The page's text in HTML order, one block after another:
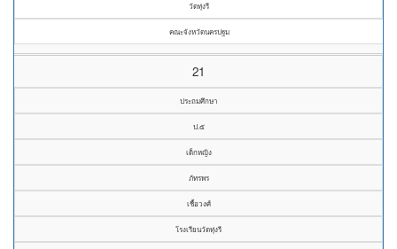
วัดทุ่งรี
คณะจังหวัดนครปฐม
21
ประถมศึกษา
ป.๕
เด็กหญิง
ภัทรพร
เชื้อวงศ์
โรงเรียนวัดทุ่งรี